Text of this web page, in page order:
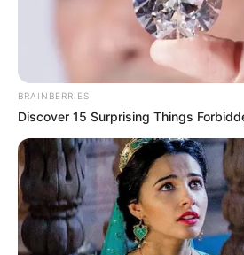
BRAINBERRIES
Discover 15 Surprising Things